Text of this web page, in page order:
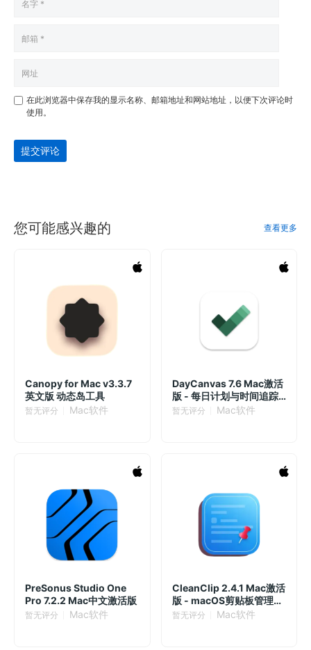
在此浏览器中保存我的显示名称、邮箱地址和网站地址，以便下次评论时
使用。
提交评论
您可能感兴趣的 查看更多
Canopy for Mac v3.3.7
英文版 动态岛工具
暂无评分 Mac软件
DayCanvas 7.6 Mac激活
版 - 每日计划与时间追踪
工具
暂无评分 Mac软件
PreSonus Studio One
Pro 7.2.2 Mac中文激活版
暂无评分 Mac软件
CleanClip 2.4.1 Mac激活
版 - macOS剪贴板管理工
具
暂无评分 Mac软件